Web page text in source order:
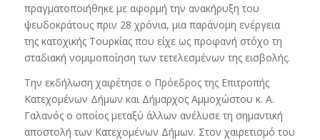
πραγματοποιήθηκε με αφορμή την ανακήρυξη του
ψευδοκράτους πριν 28 χρόνια, μια παράνομη ενέργεια
της κατοχικής Τουρκίας που είχε ως προφανή στόχο τη
σταδιακή νομιμοποίηση των τετελεσμένων της εισβολής.
Την εκδήλωση χαιρέτησε ο Πρόεδρος της Επιτροπής
Κατεχομένων Δήμων και Δήμαρχος Αμμοχώστου κ. Α.
Γαλανός ο οποίος μεταξύ άλλων ανέλυσε τη σημαντική
αποστολή των Κατεχομένων Δήμων. Στον χαιρετισμό του